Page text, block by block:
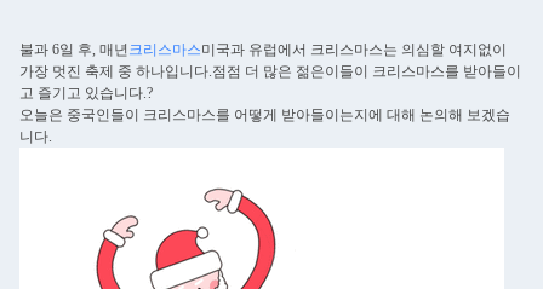
불과 6일 후, 매년 크리스마스미국과 유럽에서 크리스마스는 의심할 여지없이
가장 멋진 축제 중 하나입니다.점점 더 많은 젊은이들이 크리스마스를 받아들이
고 즐기고 있습니다.?
오늘은 중국인들이 크리스마스를 어떻게 받아들이는지에 대해 논의해 보겠습
니다.